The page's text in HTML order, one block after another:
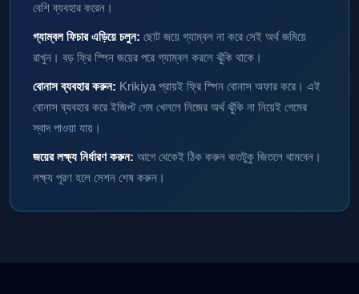
বেশি ব্যবহার করেন।
গ্যাম্বল ফিচার এড়িয়ে চলুন: ছোট জয়ে গ্যাম্বল না করে সেই অর্থ জমিয়ে
রাখুন। বড় ফ্রি স্পিন জয়ের পরে গ্যাম্বল করলে ঝুঁকি থাকে।
বোনাস ব্যবহার করুন: Krikiya প্রায়ই ফ্রি স্পিন বোনাস অফার করে। এই
বোনাস ব্যবহার করে ইজিপ্ট গেম খেললে নিজের অর্থ ঝুঁকি না নিয়েই গেমের
স্বাদ পাওয়া যায়।
জয়ের লক্ষ্য নির্ধারণ করুন: আগে থেকেই ঠিক করুন কতটুকু জিতলে থামবেন।
লক্ষ্য পূরণ হলে সেশন শেষ করুন।